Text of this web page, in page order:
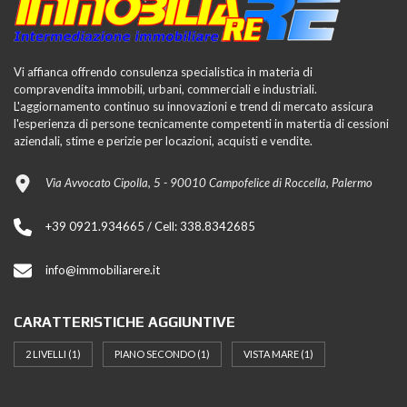
Vi affianca offrendo consulenza specialistica in materia di
compravendita immobili, urbani, commerciali e industriali.
L'aggiornamento continuo su innovazioni e trend di mercato assicura
l'esperienza di persone tecnicamente competenti in matertia di cessioni
aziendali, stime e perizie per locazioni, acquisti e vendite.
Via Avvocato Cipolla, 5 - 90010 Campofelice di Roccella, Palermo
+39 0921.934665 / Cell: 338.8342685
info@immobiliarere.it
CARATTERISTICHE AGGIUNTIVE
2 LIVELLI (1) PIANO SECONDO (1) VISTA MARE (1)